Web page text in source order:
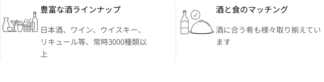
豊富な酒ラインナップ
日本酒、ワイン、ウイスキー、
リキュール等、常時3000種類以
上
酒と食のマッチング
酒に合う肴も様々取り揃えてい
ます